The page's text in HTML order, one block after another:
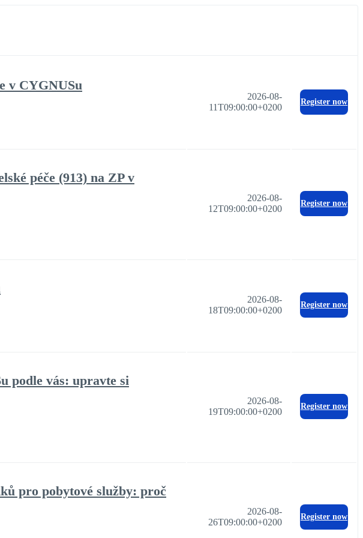
v CYGNUSu
2026-08-
11T09:00:00+0200
Register now
péče (913) na ZP v
2026-08-
12T09:00:00+0200
Register now
2026-08-
18T09:00:00+0200
Register now
podle vás: upravte si
2026-08-
19T09:00:00+0200
Register now
pro pobytové služby: proč
2026-08-
26T09:00:00+0200
Register now